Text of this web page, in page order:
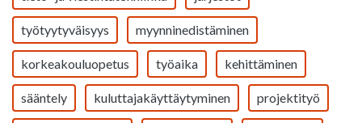
työtyytyväisyys myynninedistäminen
korkeakouluopetus työaika kehittäminen
sääntely kuluttajakäyttäytyminen projektityö